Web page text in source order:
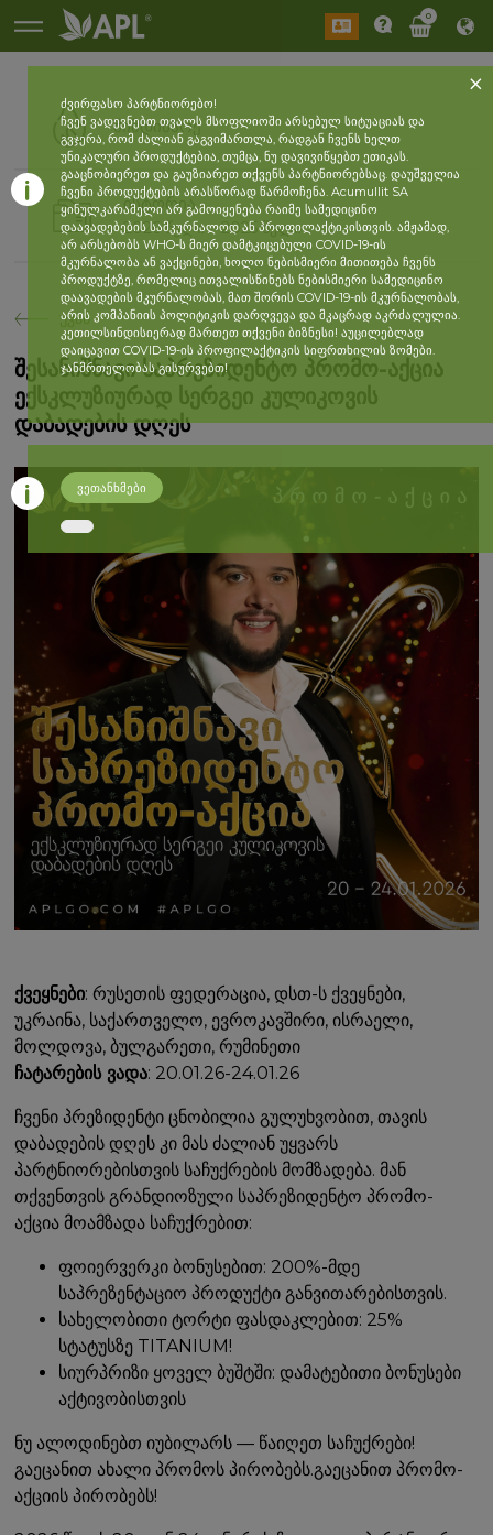
0
მიმდინარე
ისტორია
2026 წელი 2025 წელი
უკან
შესანიშნავი საპრეზიდენტო პრომო-აქცია
ექსკლუზიურად სერგეი კულიკოვის
დაბადების დღეს
ქვეყნები: რუსეთის ფედერაცია, დსთ-ს ქვეყნები,
უკრაინა, საქართველო, ევროკავშირი, ისრაელი,
მოლდოვა, ბულგარეთი, რუმინეთი
ჩატარების ვადა: 20.01.26-24.01.26
ჩვენი პრეზიდენტი ცნობილია გულუხვობით, თავის
დაბადების დღეს კი მას ძალიან უყვარს
პარტნიორებისთვის საჩუქრების მომზადება. მან
თქვენთვის გრანდიოზული საპრეზიდენტო პრომო-
აქცია მოამზადა საჩუქრებით:
ფოიერვერკი ბონუსებით: 200%-მდე
საპრეზენტაციო პროდუქტი განვითარებისთვის.
სახელობითი ტორტი ფასდაკლებით: 25%
სტატუსზე TITANIUM!
სიურპრიზი ყოველ ბუშტში: დამატებითი ბონუსები
აქტივობისთვის
ნუ ალოდინებთ იუბილარს — წაიღეთ საჩუქრები!
გაეცანით ახალი პრომოს პირობებს.გაეცანით პრომო-
აქციის პირობებს!
ძვირფასო პარტნიორებო!
ჩვენ ვადევნებთ თვალს მსოფლიოში არსებულ სიტუაციას და
გვჯერა, რომ ძალიან გაგვიმართლა, რადგან ჩვენს ხელთ
უნიკალური პროდუქტებია, თუმცა, ნუ დავივიწყებთ ეთიკას.
გააცნობიერეთ და გაუზიარეთ თქვენს პარტნიორებსაც. დაუშველია
ჩვენი პროდუქტების არასწორად წარმოჩენა. Acumullit SA
ყინულკარამელი არ გამოიყენება რაიმე სამედიცინო
დაავადებების სამკურნალოდ ან პროფილაქტიკისთვის. ამჟამად,
არ არსებობს WHO-ს მიერ დამტკიცებული COVID-19-ის
მკურნალობა ან ვაქცინები, ხოლო ნებისმიერი მითითება ჩვენს
პროდუქტზე, რომელიც ითვალისწინებს ნებისმიერი სამედიცინო
დაავადების მკურნალობას, მათ შორის COVID-19-ის მკურნალობას,
არის კომპანიის პოლიტიკის დარღვევა და მკაცრად აკრძალულია.
კეთილსინდისიერად მართეთ თქვენი ბიზნესი! აუცილებლად
დაიცავით COVID-19-ის პროფილაქტიკის სიფრთხილის ზომები.
ჯანმრთელობას გისურვებთ!
ვეთანხმები